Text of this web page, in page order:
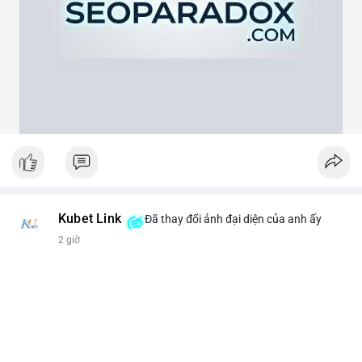
theo cảm xúc, hãy đặt lệnh dựa trên vùng hỗ trợ và kháng cự rõ
Kubet Link Đã thay đổi ảnh đại diện của anh ấy
2 giờ